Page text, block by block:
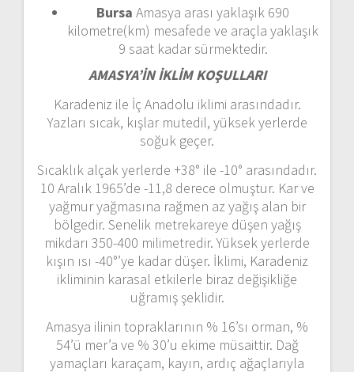
Bursa Amasya arası yaklaşık 690
kilometre(km) mesafede ve araçla yaklaşık
9 saat kadar sürmektedir.
AMASYA’İN İKLİM KOŞULLARI
Karadeniz ile İç Anadolu iklimi arasındadır.
Yazları sıcak, kışlar mutedil, yüksek yerlerde
soğuk geçer.
Sıcaklık alçak yerlerde +38° ile -10° arasındadır.
10 Aralık 1965’de -11,8 derece olmuştur. Kar ve
yağmur yağmasına rağmen az yağış alan bir
bölgedir. Senelik metrekareye düşen yağış
mikdarı 350-400 milimetredir. Yüksek yerlerde
kışın ısı -40°’ye kadar düşer. İklimi, Karadeniz
ikliminin karasal etkilerle biraz değişikliğe
uğramış şeklidir.
Amasya ilinin topraklarının % 16’sı orman, %
54’ü mer’a ve % 30’u ekime müsaittir. Dağ
yamaçları karaçam, kayın, ardıç ağaçlarıyla